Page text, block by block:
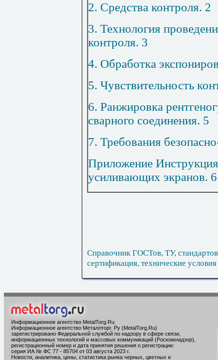
2. Средства контроля. 2
3. Технология
контроля. 3
4. Обработка
5. Чувствительность
6. Ранжировка
сварного соединения. 5
7. Требования
Приложение И
усиливающих экранов. 6
Справочник ГОСТов, ТУ,
сертификация, технические условия
Информационное агентство MetalTorg.Ru
Информационное агентство Металлторг. Ру (MetalTorg.Ru)
зарегистрировано Федеральной службой по надзору в сфере связи,
информационных технологий и массовых коммуникаций (Роскомнадзор),
регистрационный номер и дата принятия решения о регистрации:
серия ИА № ФС 77 - 85704 от 03 августа 2023 г.
Новости, аналитика, цены, статистика рынка черных, цветных и